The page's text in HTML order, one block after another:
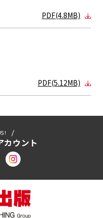
PDF(4.8MB)
PDF(5.12MB)
!
カウント